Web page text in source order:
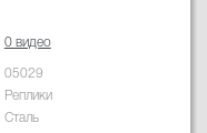
0 видео
05029
Реплики
Сталь